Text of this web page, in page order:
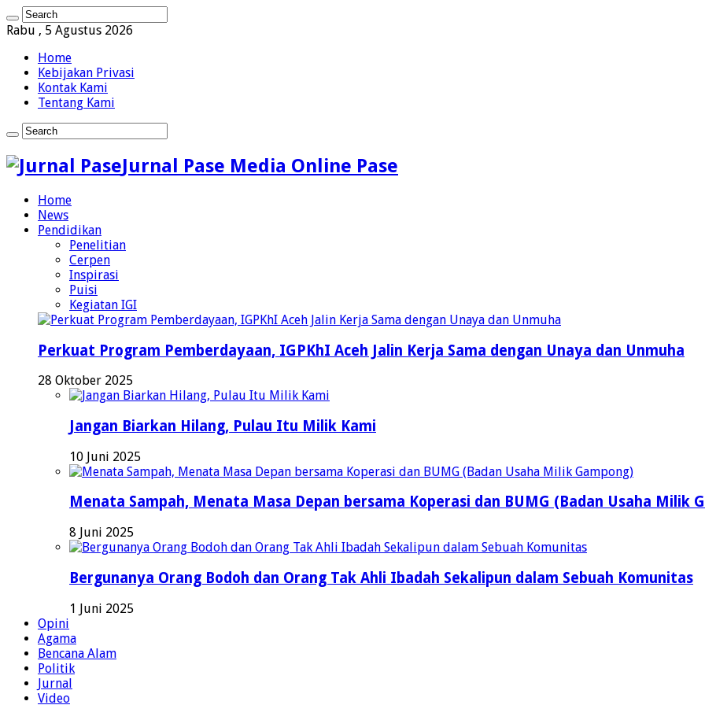
Rabu , 5 Agustus 2026
Home
Kebijakan Privasi
Kontak Kami
Tentang Kami
Jurnal Pase Media Online Pase
Home
News
Pendidikan
Penelitian
Cerpen
Inspirasi
Puisi
Kegiatan IGI
Perkuat Program Pemberdayaan, IGPKhI Aceh Jalin Kerja Sama dengan Unaya dan Unmuha
28 Oktober 2025
Jangan Biarkan Hilang, Pulau Itu Milik Kami
10 Juni 2025
Menata Sampah, Menata Masa Depan bersama Koperasi dan BUMG (Badan Usaha Milik
8 Juni 2025
Bergunanya Orang Bodoh dan Orang Tak Ahli Ibadah Sekalipun dalam Sebuah Komunitas
1 Juni 2025
Opini
Agama
Bencana Alam
Politik
Jurnal
Video